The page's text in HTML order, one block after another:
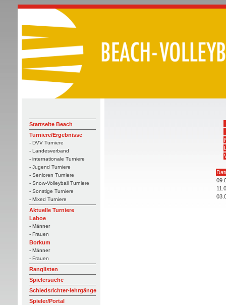
Startseite Beach
Turniere/Ergebnisse
- DVV Turniere
- Landesverband
- internationale Turniere
- Jugend Turniere
- Senioren Turniere
- Snow-Volleyball Turniere
- Sonstige Turniere
- Mixed Turniere
Aktuelle Turniere
Laboe
- Männer
- Frauen
Borkum
- Männer
- Frauen
Ranglisten
Spielersuche
Schiedsrichter-lehrgänge
Spieler/Portal